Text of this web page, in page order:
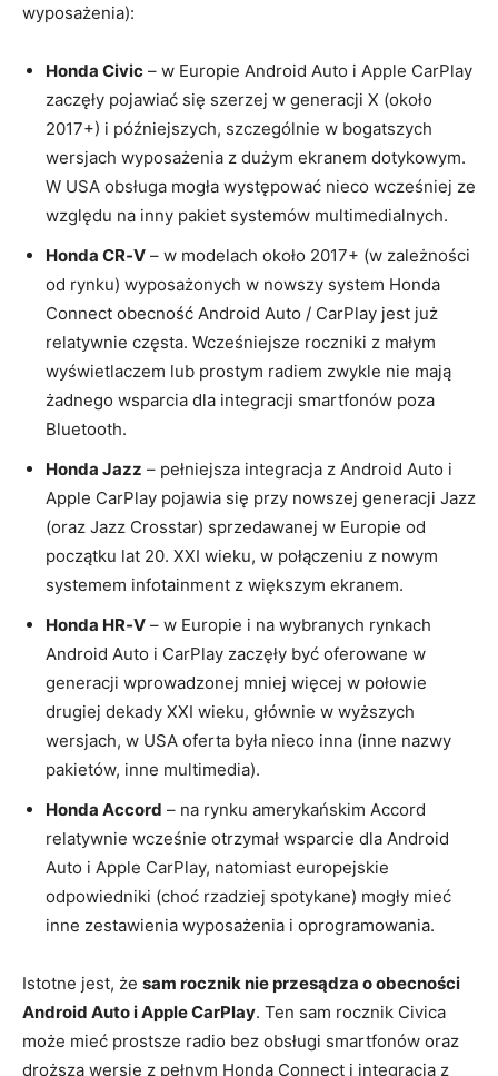
wyposażenia):
Honda Civic – w Europie Android Auto i Apple CarPlay
zaczęły pojawiać się szerzej w generacji X (około
2017+) i późniejszych, szczególnie w bogatszych
wersjach wyposażenia z dużym ekranem dotykowym.
W USA obsługa mogła występować nieco wcześniej ze
względu na inny pakiet systemów multimedialnych.
Honda CR‑V – w modelach około 2017+ (w zależności
od rynku) wyposażonych w nowszy system Honda
Connect obecność Android Auto / CarPlay jest już
relatywnie częsta. Wcześniejsze roczniki z małym
wyświetlaczem lub prostym radiem zwykle nie mają
żadnego wsparcia dla integracji smartfonów poza
Bluetooth.
Honda Jazz – pełniejsza integracja z Android Auto i
Apple CarPlay pojawia się przy nowszej generacji Jazz
(oraz Jazz Crosstar) sprzedawanej w Europie od
początku lat 20. XXI wieku, w połączeniu z nowym
systemem infotainment z większym ekranem.
Honda HR‑V – w Europie i na wybranych rynkach
Android Auto i CarPlay zaczęły być oferowane w
generacji wprowadzonej mniej więcej w połowie
drugiej dekady XXI wieku, głównie w wyższych
wersjach, w USA oferta była nieco inna (inne nazwy
pakietów, inne multimedia).
Honda Accord – na rynku amerykańskim Accord
relatywnie wcześnie otrzymał wsparcie dla Android
Auto i Apple CarPlay, natomiast europejskie
odpowiedniki (choć rzadziej spotykane) mogły mieć
inne zestawienia wyposażenia i oprogramowania.
Istotne jest, że sam rocznik nie przesądza o obecności
Android Auto i Apple CarPlay. Ten sam rocznik Civica
może mieć prostsze radio bez obsługi smartfonów oraz
droższą wersję z pełnym Honda Connect i integracją z